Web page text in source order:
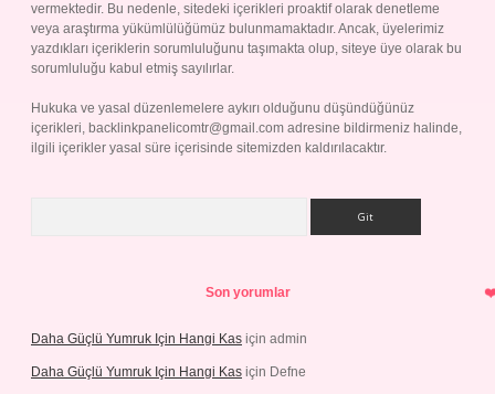
vermektedir. Bu nedenle, sitedeki içerikleri proaktif olarak denetleme
veya araştırma yükümlülüğümüz bulunmamaktadır. Ancak, üyelerimiz
yazdıkları içeriklerin sorumluluğunu taşımakta olup, siteye üye olarak bu
sorumluluğu kabul etmiş sayılırlar.
Hukuka ve yasal düzenlemelere aykırı olduğunu düşündüğünüz
içerikleri, backlinkpanelicomtr@gmail.com adresine bildirmeniz halinde,
ilgili içerikler yasal süre içerisinde sitemizden kaldırılacaktır.
Son yorumlar
Daha Güçlü Yumruk Için Hangi Kas için admin
Daha Güçlü Yumruk Için Hangi Kas için Defne